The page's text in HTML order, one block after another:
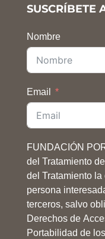
SUSCRÍBETE
Nombre
Email
FUNDACIÓN
del Tratamiento
del Tratamiento
persona
terceros, salvo
Derechos de
Portabilidad de